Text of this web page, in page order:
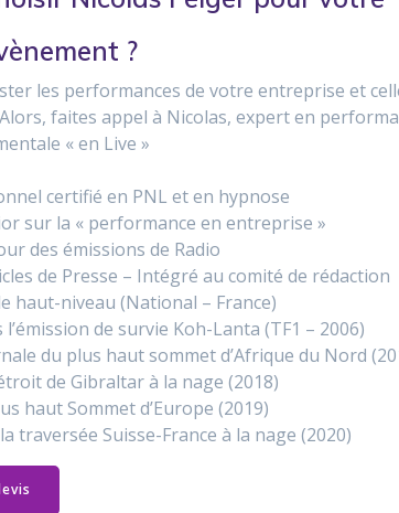
?
les performances de votre entreprise et
faites appel à Nicolas, expert en
« en Live »
certifié en PNL et en hypnose
sur la « performance en entreprise »
des émissions de Radio
de Presse – Intégré au comité de rédaction
haut-niveau (National – France)
de survie Koh-Lanta (TF1 – 2006)
du plus haut sommet d’Afrique du Nord
de Gibraltar à la nage (2018)
haut Sommet d’Europe (2019)
traversée Suisse-France à la nage (2020)